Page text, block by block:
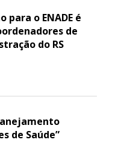
o ENADE é
de
do RS
de Saúde”